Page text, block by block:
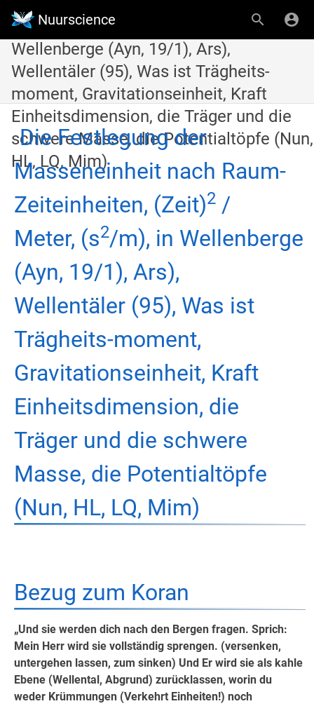
Nuurscience
Zeiteinheiten, (Zeit)2 / Meter, (s2/m), in
Wellenberge (Ayn, 19/1), Ars),
Wellentäler (95), Was ist Trägheits-
moment, Gravitationseinheit, Kraft
Einheitsdimension, die Träger und die
schwere Masse, die Potentialtöpfe (Nun,
HL, LQ, Mim)
Die Festlegung der
Masseneinheit nach Raum-
Zeiteinheiten, (Zeit)2 /
Meter, (s2/m), in Wellenberge
(Ayn, 19/1), Ars),
Wellentäler (95), Was ist
Trägheits-moment,
Gravitationseinheit, Kraft
Einheitsdimension, die
Träger und die schwere
Masse, die Potentialtöpfe
(Nun, HL, LQ, Mim)
Bezug zum Koran
„Und sie werden dich nach den Bergen fragen. Sprich:
Mein Herr wird sie vollständig sprengen. (versenken,
untergehen lassen, zum sinken) Und Er wird sie als kahle
Ebene (Wellental, Abgrund) zurücklassen, worin du
weder Krümmungen (Verkehrt Einheiten!) noch